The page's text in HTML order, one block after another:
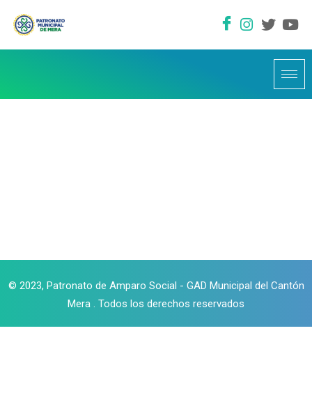
© 2023, Patronato de Amparo Social - GAD Municipal del Cantón
Mera . Todos los derechos reservados